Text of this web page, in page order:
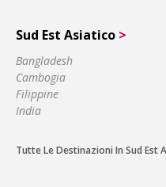
Sud Est Asiatico >
Bangladesh
Cambogia
Filippine
India
Tutte Le Destinazioni In Sud Est